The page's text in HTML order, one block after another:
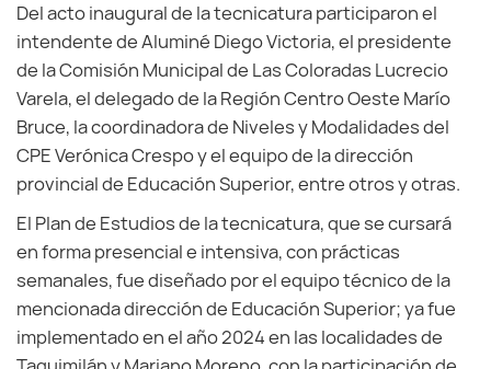
Del acto inaugural de la tecnicatura participaron el
intendente de Aluminé Diego Victoria, el presidente
de la Comisión Municipal de Las Coloradas Lucrecio
Varela, el delegado de la Región Centro Oeste Marío
Bruce, la coordinadora de Niveles y Modalidades del
CPE Verónica Crespo y el equipo de la dirección
provincial de Educación Superior, entre otros y otras.
El Plan de Estudios de la tecnicatura, que se cursará
en forma presencial e intensiva, con prácticas
semanales, fue diseñado por el equipo técnico de la
mencionada dirección de Educación Superior; ya fue
implementado en el año 2024 en las localidades de